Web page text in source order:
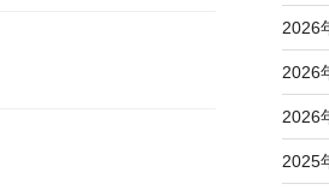
2026
2026
2026
2025